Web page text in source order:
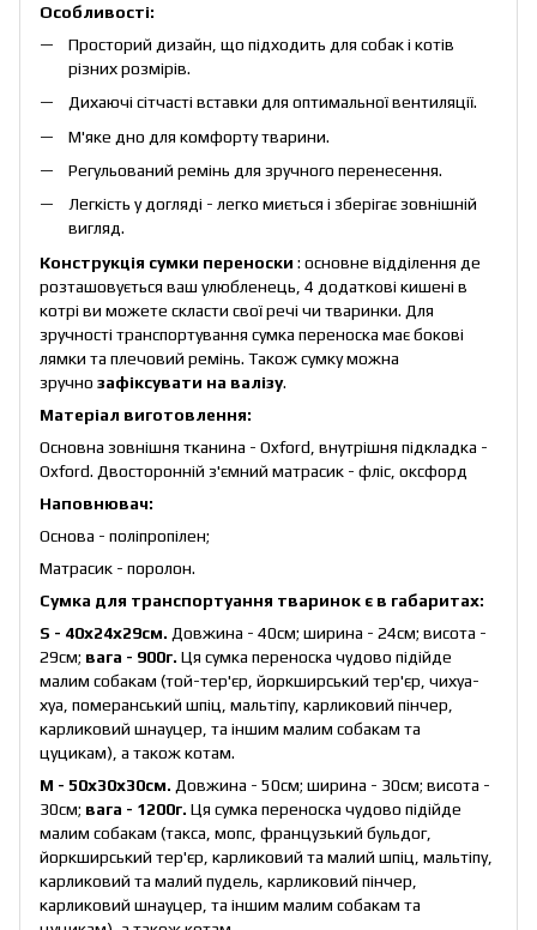
Особливості:
Просторий дизайн, що підходить для собак і котів
різних розмірів.
Дихаючі сітчасті вставки для оптимальної вентиляції.
М'яке дно для комфорту тварини.
Регульований ремінь для зручного перенесення.
Легкість у догляді - легко миється і зберігає зовнішній
вигляд.
Конструкція сумки переноски : основне відділення де
розташовується ваш улюбленець, 4 додаткові кишені в
котрі ви можете скласти свої речі чи тваринки. Для
зручності транспортування сумка переноска має бокові
лямки та плечовий ремінь. Також сумку можна
зручно зафіксувати на валізу.
Матеріал виготовлення:
Основна зовнішня тканина - Oxford, внутрішня підкладка -
Oxford. Двосторонній з'ємний матрасик - фліс, оксфорд
Наповнювач:
Основа - поліпропілен;
Матрасик - поролон.
Сумка для транспортуання тваринок є в габаритах:
S - 40х24х29см. Довжина - 40см; ширина - 24см; висота -
29см; вага - 900г. Ця сумка переноска чудово підійде
малим собакам (той-тер'єр, йоркширський тер'єр, чихуа-
хуа, померанський шпіц, мальтіпу, карликовий пінчер,
карликовий шнауцер, та іншим малим собакам та
цуцикам), а також котам.
M - 50х30х30см. Довжина - 50см; ширина - 30см; висота -
30см; вага - 1200г. Ця сумка переноска чудово підійде
малим собакам (такса, мопс, французький бульдог,
йоркширський тер'єр, карликовий та малий шпіц, мальтіпу,
карликовий та малий пудель, карликовий пінчер,
карликовий шнауцер, та іншим малим собакам та